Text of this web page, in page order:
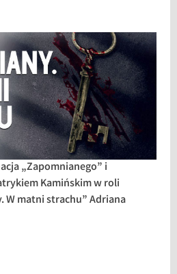
„Zapomnianego” i
Kamińskim w roli
W matni strachu” Adriana